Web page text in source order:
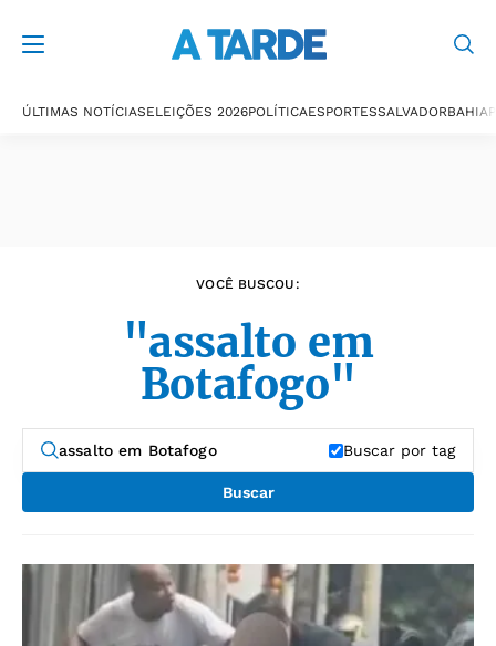
ÚLTIMAS NOTÍCIASELEIÇÕES 2026POLÍTICAESPORTESSALVADORBAHIA
VOCÊ BUSCOU:
"assalto em
Botafogo"
Buscar por tag
Buscar